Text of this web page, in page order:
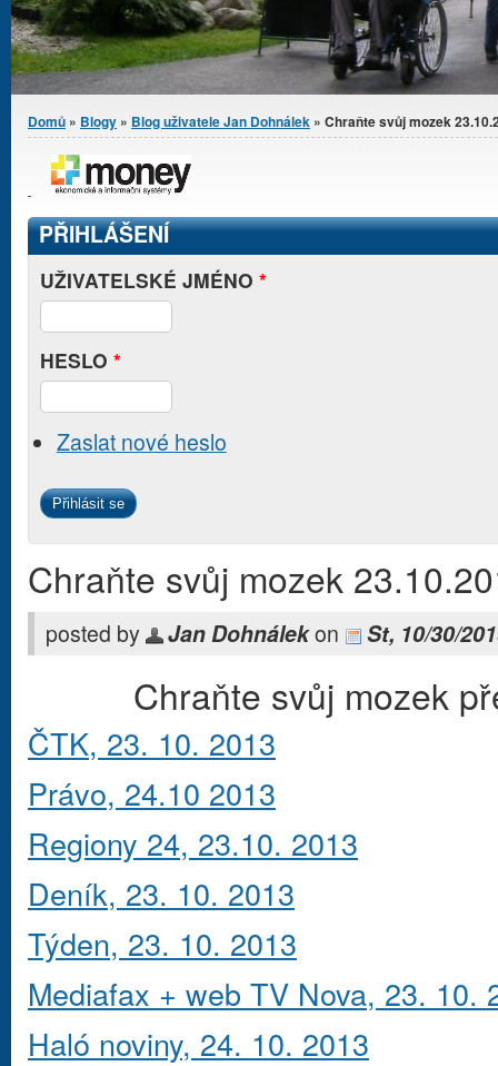
Jste zde
Domů » Blogy » Blog uživatele Jan Dohnálek » Chraňte svůj mozek
PŘIHLÁŠENÍ
UŽIVATELSKÉ JMÉNO *
HESLO *
Zaslat nové heslo
Chraňte svůj mozek
posted by Jan Dohnálekon St, 10/30/
Chraňte svůj mozek
ČTK, 23. 10. 2013
Právo, 24.10 2013
Regiony 24, 23.10. 2013
Deník, 23. 10. 2013
Týden, 23. 10. 2013
Mediafax + web TV Nova, 23. 10.
Haló noviny, 24. 10. 2013